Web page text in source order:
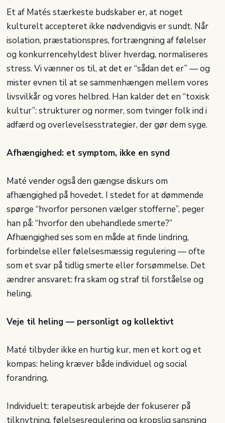
Et af Matés stærkeste budskaber er, at noget
kulturelt accepteret ikke nødvendigvis er sundt. Når
isolation, præstationspres, fortrængning af følelser
og konkurrencehyldest bliver hverdag, normaliseres
stress. Vi vænner os til, at det er “sådan det er” — og
mister evnen til at se sammenhængen mellem vores
livsvilkår og vores helbred. Han kalder det en “toxisk
kultur”: strukturer og normer, som tvinger folk ind i
adfærd og overlevelsesstrategier, der gør dem syge.
Afhængighed: et symptom, ikke en synd
Maté vender også den gængse diskurs om
afhængighed på hovedet. I stedet for at dømmende
spørge “hvorfor personen vælger stofferne”, peger
han på: “hvorfor den ubehandlede smerte?”
Afhængighed ses som en måde at finde lindring,
forbindelse eller følelsesmæssig regulering — ofte
som et svar på tidlig smerte eller forsømmelse. Det
ændrer ansvaret: fra skam og straf til forståelse og
heling.
Veje til heling — personligt og kollektivt
Maté tilbyder ikke en hurtig kur, men et kort og et
kompas: heling kræver både individuel og social
forandring.
Individuelt: terapeutisk arbejde der fokuserer på
tilknytning, følelsesregulering og kropslig sansning